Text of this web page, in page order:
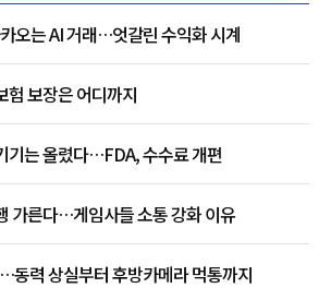
오는 AI 거래…엇갈린 수익화 시계
보장은 어디까지
기는 올렸다…FDA, 수수료 개편
가른다…게임사들 소통 강화 이유
동력 상실부터 후방카메라 먹통까지